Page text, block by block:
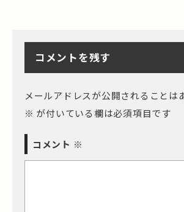
コメントを残す
メールアドレスが公開されることは
※ が付いている欄は必須項目です
コメント ※